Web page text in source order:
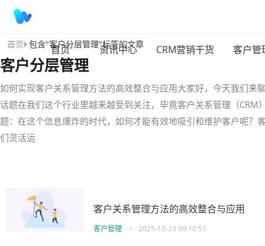
首页 资讯中心 CRM营销干货 客户管
首页 包含"客户分层管理"标签的文章
客户分层管理
如何实现客户关系管理方法的高效整合与应用大家好，今天我们
话题在我们这个行业里越来越受到关注，毕竟客户关系管理（
题：在这个信息爆炸的时代，如何才能有效地吸引和维护客户呢
们灵活运
客户关系管理方法的高效整合与应用
客户管理 • 2025-10-23 09:10:51